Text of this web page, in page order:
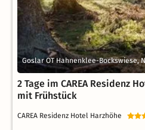
Goslar OT Hahnenklee-Bockswiese,
2 Tage im CAREA Residenz
mit Frühstück
CAREA Residenz Hotel Harzhöhe